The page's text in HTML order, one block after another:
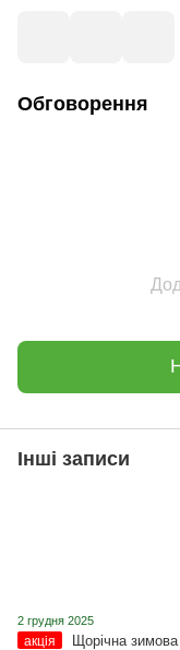
Обговорення
Інші записи
2 грудня 2025
акція
Щорічна зимова